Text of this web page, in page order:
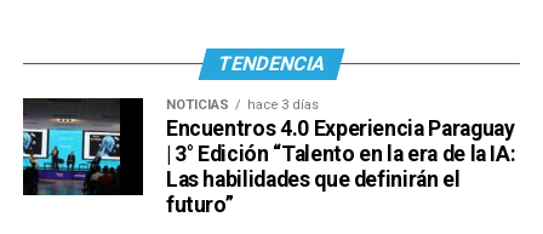
TENDENCIA
NOTICIAS hace 3 días
Encuentros 4.0 Experiencia Paraguay
| 3° Edición “Talento en la era de la IA:
Las habilidades que definirán el
futuro”